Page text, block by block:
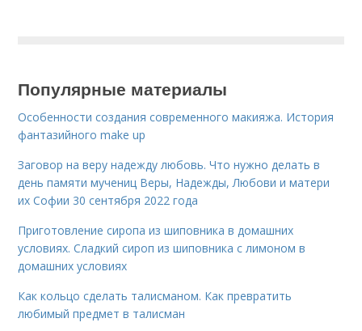
Популярные материалы
Особенности создания современного макияжа. История
фантазийного make up
Заговор на веру надежду любовь. Что нужно делать в
день памяти мучениц Веры, Надежды, Любови и матери
их Софии 30 сентября 2022 года
Приготовление сиропа из шиповника в домашних
условиях. Сладкий сироп из шиповника с лимоном в
домашних условиях
Как кольцо сделать талисманом. Как превратить
любимый предмет в талисман